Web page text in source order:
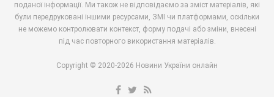
поданої інформації. Ми також не відповідаємо за зміст матеріалів, які
були передруковані іншими ресурсами, ЗМІ чи платформами, оскільки
не можемо контролювати контекст, форму подачі або зміни, внесені
під час повторного використання матеріалів.
Copyright © 2020-2026 Новини України онлайн